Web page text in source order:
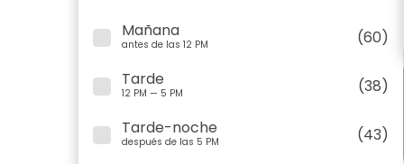
Mañana
antes de las 12 PM
(60)
Tarde
12 PM — 5 PM
(38)
Tarde-noche
después de las 5 PM (43)